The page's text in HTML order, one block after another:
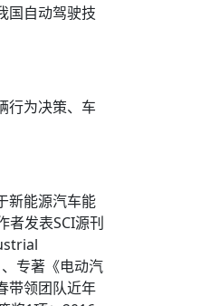
国自动驾驶技
行为决策、车
新能源汽车能
者发表SCI源刊
专著《电动汽
带领团队近年